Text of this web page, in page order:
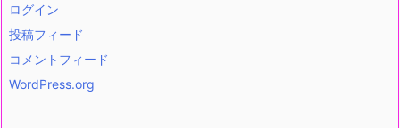
ログイン
投稿フィード
コメントフィード
WordPress.org